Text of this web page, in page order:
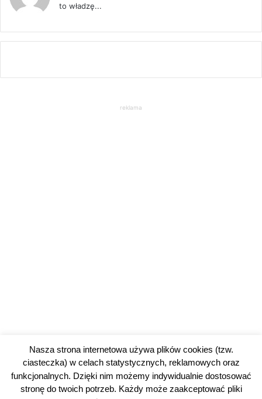
to władzę...
reklama
Nasza strona internetowa używa plików cookies (tzw.
ciasteczka) w celach statystycznych, reklamowych oraz
funkcjonalnych. Dzięki nim możemy indywidualnie dostosować
stronę do twoich potrzeb. Każdy może zaakceptować pliki